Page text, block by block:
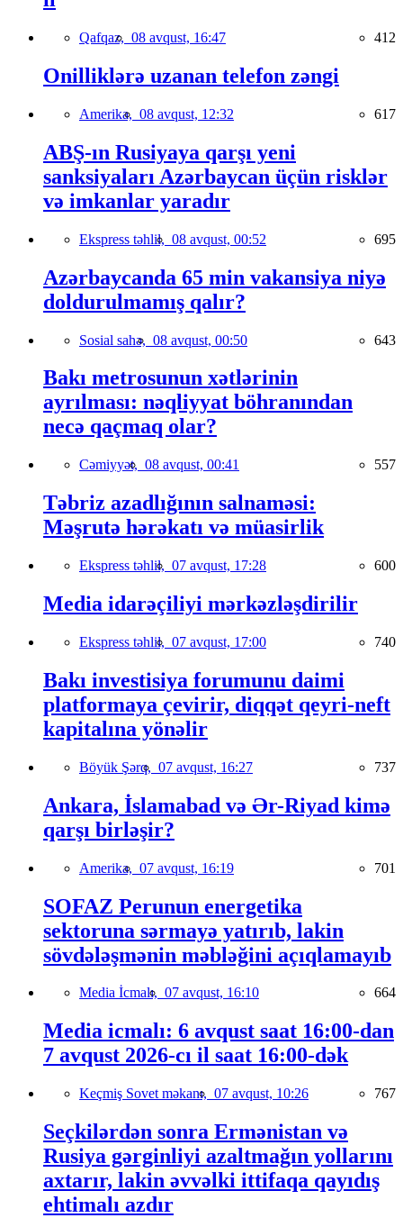
Qafqaz, 08 avqust, 16:47 412
Onilliklərə uzanan telefon zəngi
Amerika, 08 avqust, 12:32 617
ABŞ-ın Rusiyaya qarşı yeni
sanksiyaları Azərbaycan üçün risklər
və imkanlar yaradır
Ekspress təhlil, 08 avqust, 00:52 695
Azərbaycanda 65 min vakansiya niyə
doldurulmamış qalır?
Sosial sahə, 08 avqust, 00:50 643
Bakı metrosunun xətlərinin
ayrılması: nəqliyyat böhranından
necə qaçmaq olar?
Cəmiyyət, 08 avqust, 00:41 557
Təbriz azadlığının salnaməsi:
Məşrutə hərəkatı və müasirlik
Ekspress təhlil, 07 avqust, 17:28 600
Media idarəçiliyi mərkəzləşdirilir
Ekspress təhlil, 07 avqust, 17:00 740
Bakı investisiya forumunu daimi
platformaya çevirir, diqqət qeyri-neft
kapitalına yönəlir
Böyük Şərq, 07 avqust, 16:27 737
Ankara, İslamabad və Ər-Riyad kimə
qarşı birləşir?
Amerika, 07 avqust, 16:19 701
SOFAZ Perunun energetika
sektoruna sərmayə yatırıb, lakin
sövdələşmənin məbləğini açıqlamayıb
Media İcmalı, 07 avqust, 16:10 664
Media icmalı: 6 avqust saat 16:00-dan
7 avqust 2026-cı il saat 16:00-dək
Keçmiş Sovet məkanı, 07 avqust, 10:26 767
Seçkilərdən sonra Ermənistan və
Rusiya gərginliyi azaltmağın yollarını
axtarır, lakin əvvəlki ittifaqa qayıdış
ehtimalı azdır